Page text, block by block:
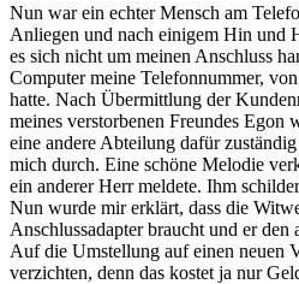
Nun war ein echter Mensch am
Anliegen und nach einigem Hin und
es sich nicht um meinen Anschluss
Computer meine Telefonnummer,
hatte. Nach Übermittlung der
meines verstorbenen Freundes Egon
eine andere Abteilung dafür
mich durch. Eine schöne Melodie
ein anderer Herr meldete. Ihm
Nun wurde mir erklärt, dass die
Anschlussadapter braucht und er
Auf die Umstellung auf einen neuen
verzichten, denn das kostet ja nur